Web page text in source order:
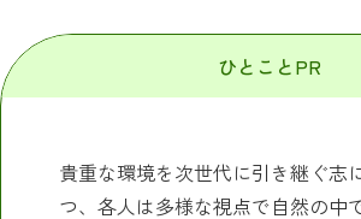
ひとことPR
貴重な環境を次世代に引き継ぐ志
つ、各人は多様な視点で自然の中